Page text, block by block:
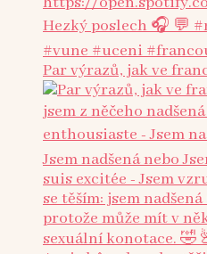
Par výrazů, jak ve